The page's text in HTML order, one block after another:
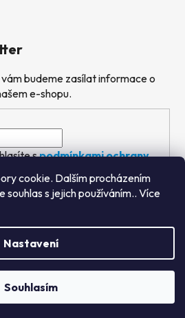
cookie. Dalším procházením
s jejich používáním.. Více
Nastavení
Souhlasím
budeme zasílat informace o
e-shopu.
spodmínkami ochrany
hračky
vyhrazena.